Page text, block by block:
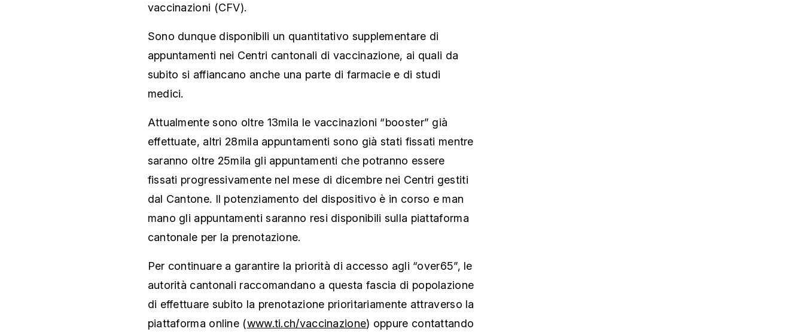
vaccinazioni (CFV).
Sono dunque disponibili un quantitativo supplementare di
appuntamenti nei Centri cantonali di vaccinazione, ai quali da
subito si affiancano anche una parte di farmacie e di studi
medici.
Attualmente sono oltre 13mila le vaccinazioni “booster” già
effettuate, altri 28mila appuntamenti sono già stati fissati mentre
saranno oltre 25mila gli appuntamenti che potranno essere
fissati progressivamente nel mese di dicembre nei Centri gestiti
dal Cantone. Il potenziamento del dispositivo è in corso e man
mano gli appuntamenti saranno resi disponibili sulla piattaforma
cantonale per la prenotazione.
Per continuare a garantire la priorità di accesso agli “over65”, le
autorità cantonali raccomandano a questa fascia di popolazione
di effettuare subito la prenotazione prioritariamente attraverso la
piattaforma online (www.ti.ch/vaccinazione) oppure contattando